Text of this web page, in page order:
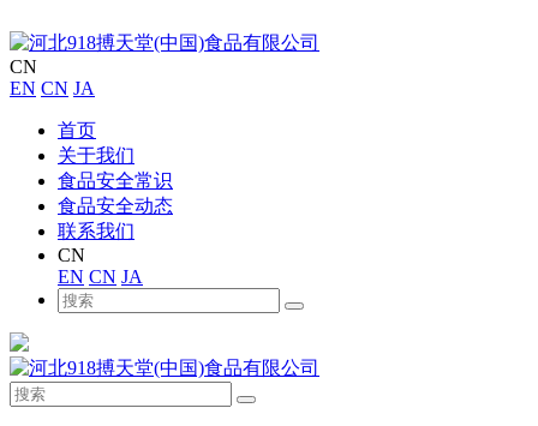
CN
EN CN JA
首页
关于我们
食品安全常识
食品安全动态
联系我们
CN
EN CN JA